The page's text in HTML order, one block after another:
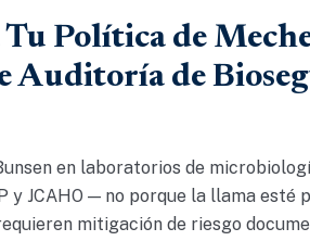
Tu Política de
Auditoría de
en laboratorios de
y JCAHO — no porque la llama
mitigación de riesgo